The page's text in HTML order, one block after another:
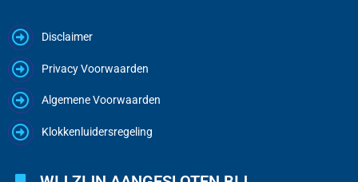
Disclaimer
Privacy Voorwaarden
Algemene Voorwaarden
Klokkenluidersregeling